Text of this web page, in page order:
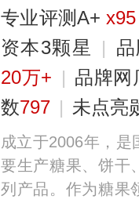
专业评测A+x95
资本3颗星
|
20万+ | 品牌网
数797 | 未点亮
成立于2006年，
要生产糖果、饼干
列产品。作为糖果